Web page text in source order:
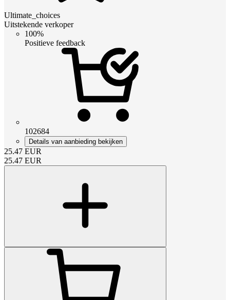
Ultimate_choices
Uitstekende verkoper
100%
Positieve feedback
102684
Details van aanbieding bekijken
25.47 EUR
25.47 EUR